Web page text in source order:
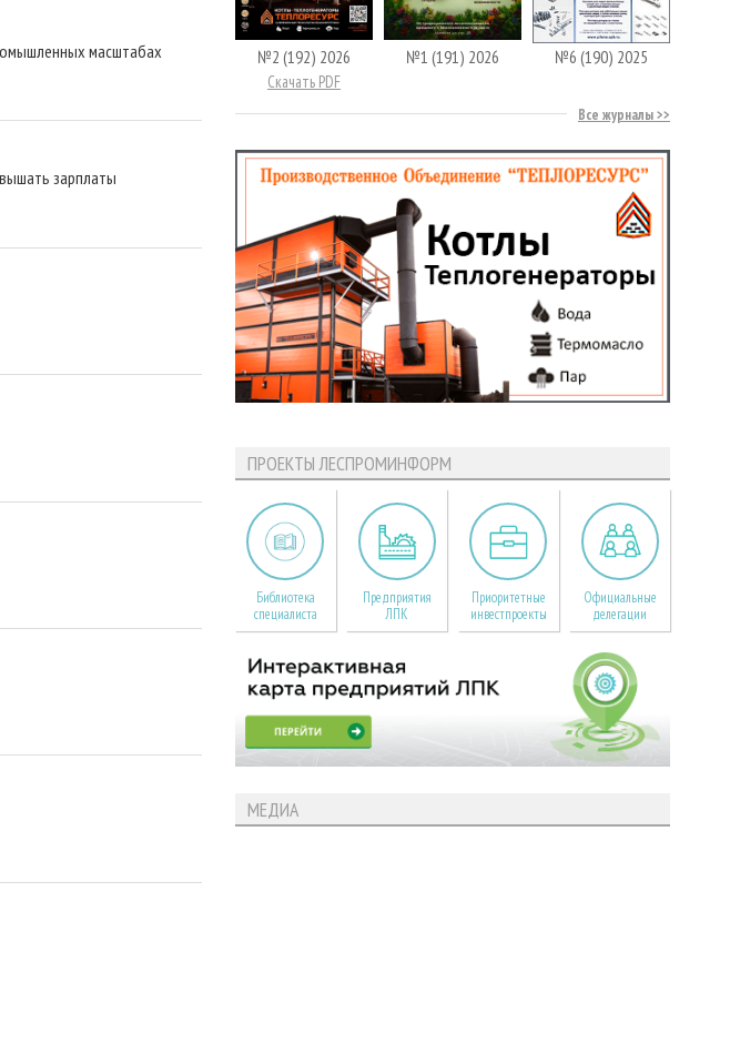
масштабах
зарплаты
№2 (192) 2026
Скачать PDF
№1 (191) 2026 №6 (190) 2025
Все журналы
ПРОЕКТЫ ЛЕСПРОМИНФОРМ
Библиотека
специалиста
Предприятия
ЛПК
Приоритетные
инвестпроекты
Официальные
делегации
МЕДИА